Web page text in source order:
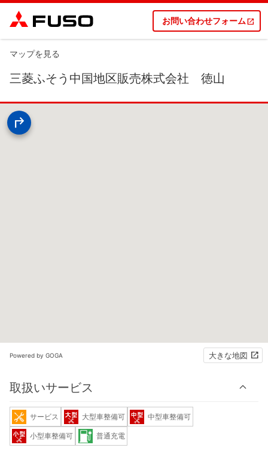
お問い合わせフォーム
マップを見る
三菱ふそう中国地区販売株式会社 徳山
Powered by GOGA 大きな地図
取扱いサービス
サービス 大型車整備可 中型車整備可
小型車整備可 普通充電